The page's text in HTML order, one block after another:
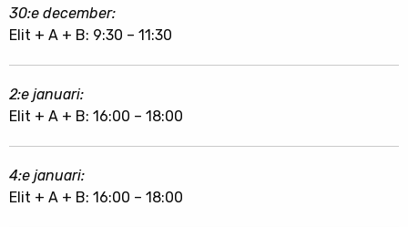
30:e december:
Elit + A + B: 9:30 – 11:30
2:e januari:
Elit + A + B: 16:00 – 18:00
4:e januari:
Elit + A + B: 16:00 – 18:00